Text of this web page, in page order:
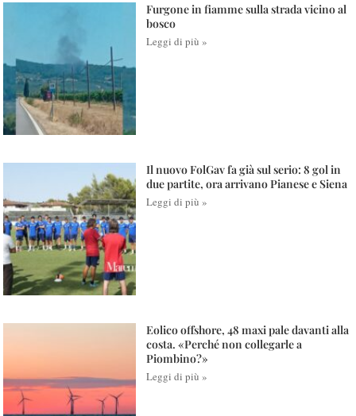
Furgone in fiamme sulla strada vicino al
bosco
Leggi di più »
Il nuovo FolGav fa già sul serio: 8 gol in
due partite, ora arrivano Pianese e Siena
Leggi di più »
Eolico offshore, 48 maxi pale davanti alla
costa. «Perché non collegarle a
Piombino?»
Leggi di più »